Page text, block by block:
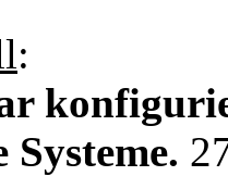
:
Systeme.